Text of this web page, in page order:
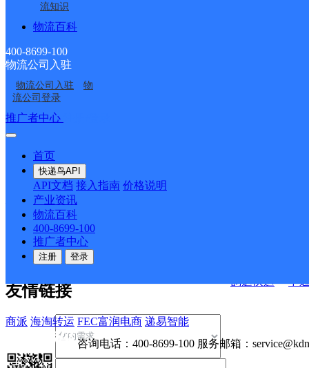
流知识
物流百科
400-8699-100
物流公司入驻
物流公司入驻
物
流公司登录
推广者中心
首页
快递鸟API
API文档 接入指南 价格说明
产业资讯
物流百科
400-8699-100
推广者中心
注册 登录
ID4418
武陵源区协合乡合作点
ID10138
大桥路邮政支局
协合邮政所
航校收发室顺丰窗口
韵达快运
中
决方案
接口API
API接口文档
API接口 DEMO下载
关于我们
公司介绍 企业动态
合作伙伴 快递鸟接口服务协议
户隐私政策
友情链接
商派 海淘转运 FEC富润电商 递易智能
咨询电话： 400-8699-100 服务邮箱：